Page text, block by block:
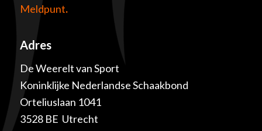
Meldpunt.
Adres
De Weerelt van Sport
Koninklijke Nederlandse Schaakbond
Orteliuslaan 1041
3528 BE Utrecht